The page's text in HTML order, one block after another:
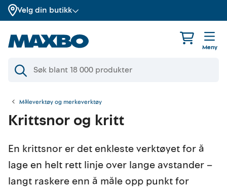
Velg din butikk
Meny
Måleverktøy og merkeverktøy
Krittsnor og kritt
En krittsnor er det enkleste verktøyet for å
lage en helt rett linje over lange avstander –
langt raskere enn å måle opp punkt for